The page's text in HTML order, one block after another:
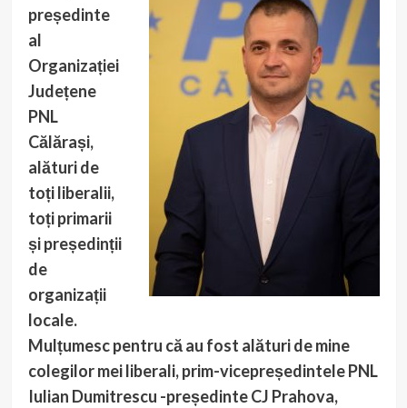
președinte
al
Organizației
Județene
PNL
Călărași,
alături de
toți liberalii,
toți primarii
și președinții
de
organizații
locale.
Mulțumesc pentru că au fost alături de mine
colegilor mei liberali, prim-vicepreședintele PNL
Iulian Dumitrescu -președinte CJ Prahova,